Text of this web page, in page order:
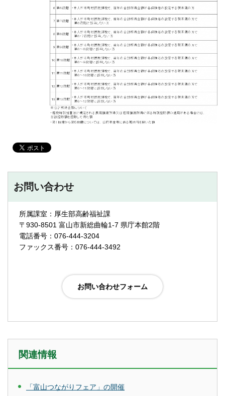
お問い合わせ
所属課室：厚生部高齢福祉課
〒930-8501 富山市新総曲輪1-7 県庁本館2階
電話番号：076-444-3204
ファックス番号：076-444-3492
関連情報
「富山つながりフェア」の開催